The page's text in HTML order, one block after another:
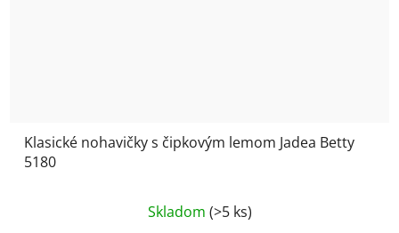
Klasické nohavičky s čipkovým lemom Jadea Betty
5180
hodnotenie
Skladom (>5 ks)